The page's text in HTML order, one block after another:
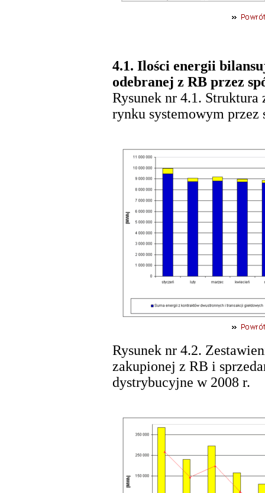
4.1. Ilości energii
odebranej z RB przez
Rysunek nr 4.1.
rynku systemowym przez
Rysunek nr 4.2.
zakupionej z RB i
dystrybucyjne w 2008 r.